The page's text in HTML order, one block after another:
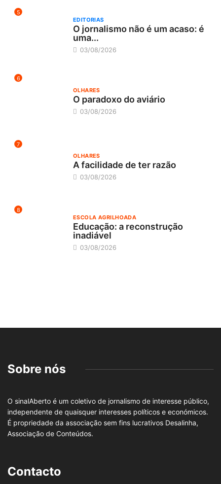
5
EDITORIAS
O jornalismo não é um acaso: é
uma...
03/08/2026
6
OLHARES
O paradoxo do aviário
03/08/2026
7
OLHARES
A facilidade de ter razão
03/08/2026
8
ESCOLA AGRILHOADA
Educação: a reconstrução
inadiável
03/08/2026
Sobre nós
O sinalAberto é um coletivo de jornalismo de interesse público,
independente de quaisquer interesses políticos e económicos.
É propriedade da associação sem fins lucrativos Desalinha,
Associação de Conteúdos.
Contacto